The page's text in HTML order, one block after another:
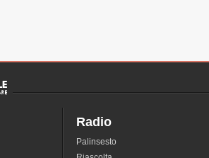
Radio
Palinsesto